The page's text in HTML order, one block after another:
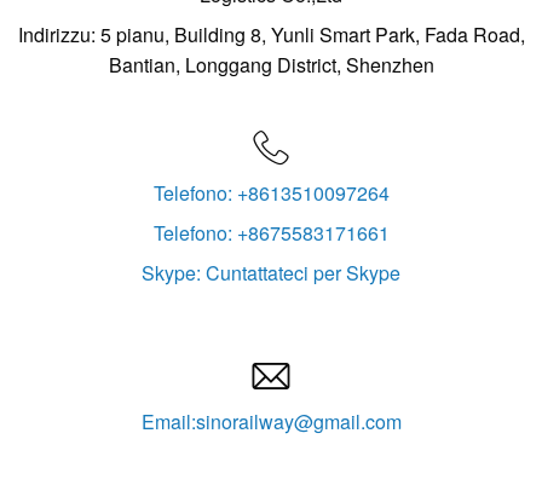
Indirizzu: 5 pianu, Building 8, Yunli Smart Park, Fada Road,
Bantian, Longgang District, Shenzhen

Telefono: +8613510097264
Telefono: +8675583171661
Skype: Cuntattateci per Skype

Email:sinorailway@gmail.com